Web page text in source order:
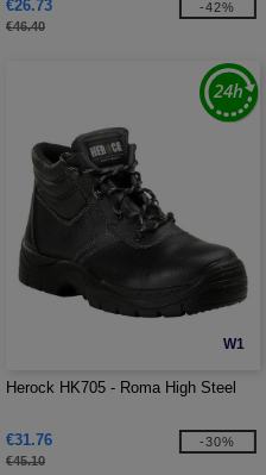
€26.73
€46.40
-42%
W1
Herock HK705 - Roma High Steel
€31.76
€45.10
-30%